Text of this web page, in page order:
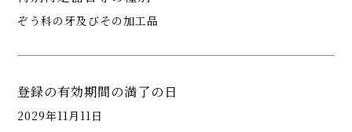
ぞう科の牙及びその加工品
登録の有効期間の満了の日
2029年11月11日